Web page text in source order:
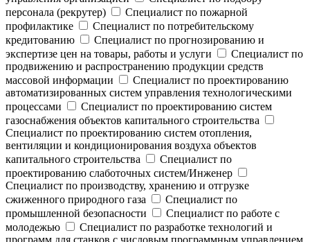
персонала (рекрутер)
Специалист по пожарной
профилактике
Специалист по потребительскому
кредитованию
Специалист по прогнозированию и
экспертизе цен на товары, работы и услуги
Специалист по
продвижению и распространению продукции средств
массовой информации
Специалист по проектированию
автоматизированных систем управления технологическими
процессами
Специалист по проектированию систем
газоснабжения объектов капитального строительства
Специалист по проектированию систем отопления,
вентиляции и кондиционирования воздуха объектов
капитального строительства
Специалист по
проектированию слаботочных систем/Инженер
Специалист по производству, хранению и отгрузке
сжиженного природного газа
Специалист по
промышленной безопасности
Специалист по работе с
молодежью
Специалист по разработке технологий и